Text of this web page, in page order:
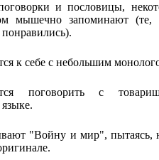
и пословицы,
мышечно запоминают (те,
к себе с небольшим
поговорить с
"Войну и мир", пытаясь,